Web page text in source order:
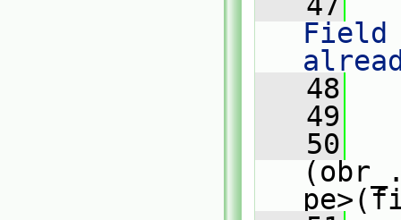
   48
   49
   50